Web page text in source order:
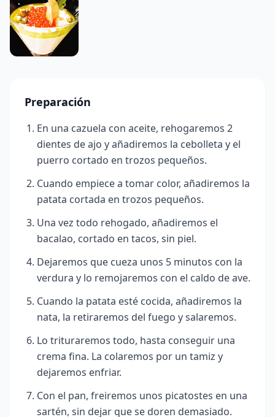
Preparación
En una cazuela con aceite, rehogaremos 2
dientes de ajo y añadiremos la cebolleta y el
puerro cortado en trozos pequeños.
Cuando empiece a tomar color, añadiremos la
patata cortada en trozos pequeños.
Una vez todo rehogado, añadiremos el
bacalao, cortado en tacos, sin piel.
Dejaremos que cueza unos 5 minutos con la
verdura y lo remojaremos con el caldo de ave.
Cuando la patata esté cocida, añadiremos la
nata, la retiraremos del fuego y salaremos.
Lo trituraremos todo, hasta conseguir una
crema fina. La colaremos por un tamiz y
dejaremos enfriar.
Con el pan, freiremos unos picatostes en una
sartén, sin dejar que se doren demasiado.